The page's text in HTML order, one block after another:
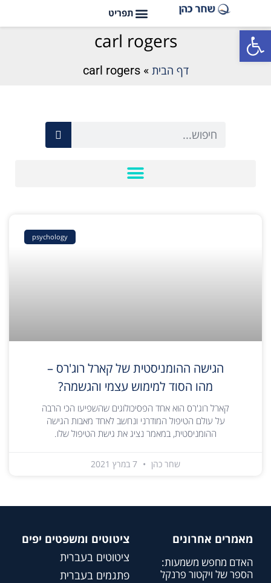
פתח סרגל נגישות carl rogers
דף הבית »
carl rogers
psychology
הגישה ההומניסטית של קארל רוג'רס –
מהו הסוד למימוש עצמי והגשמה?
קארל רוג'רס הוא אחד הפסיכולוגים שהשפיעו הכי הרבה
על עולם הטיפול המודרני ונחשב לאחד מאבות הגישה
ההומניסטית, במאמר נציג את גישת הטיפול שלו.
שחר כהן
מאמרים אחרונים
האדם מחפש משמעות:
הספר של ויקטור פרנקל
ציטוטים ומשפטים יפים
ציטוטים בעברית
פתגמים בעברית